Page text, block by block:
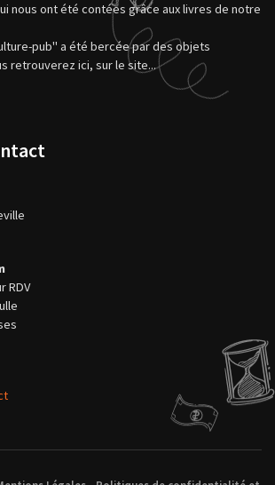
nous ont été contées grâce aux livres de notre
pub" a été bercée par des objets
retrouverez ici, sur le site...
RDV